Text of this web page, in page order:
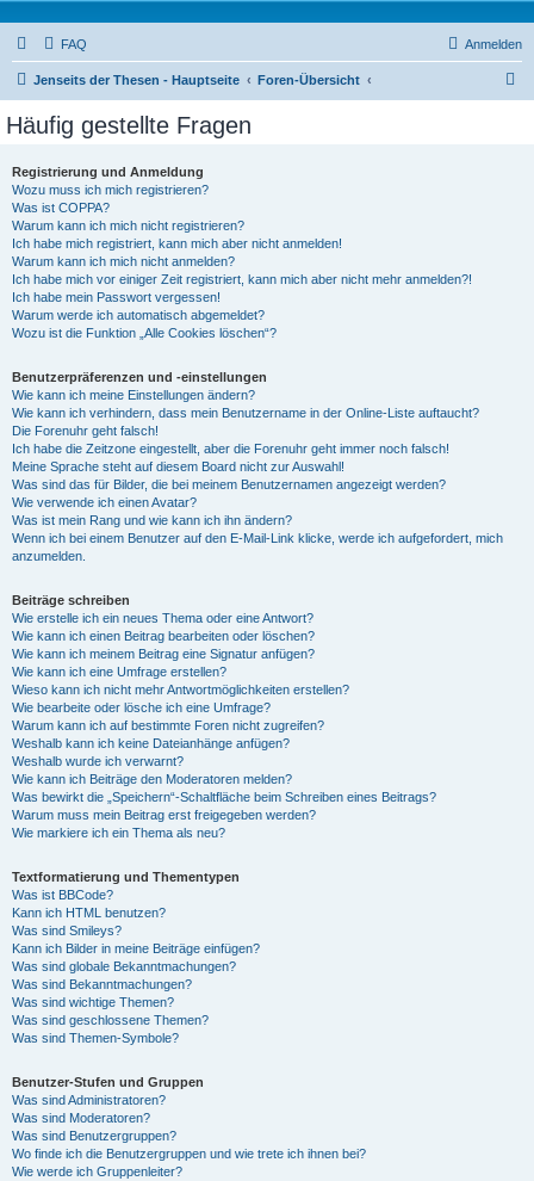
FAQ Anmelden
Jenseits der Thesen - Hauptseite Foren-Übersicht
Häufig gestellte Fragen
Registrierung und Anmeldung
Wozu muss ich mich registrieren?
Was ist COPPA?
Warum kann ich mich nicht registrieren?
Ich habe mich registriert, kann mich aber nicht anmelden!
Warum kann ich mich nicht anmelden?
Ich habe mich vor einiger Zeit registriert, kann mich aber nicht mehr anmelden?!
Ich habe mein Passwort vergessen!
Warum werde ich automatisch abgemeldet?
Wozu ist die Funktion „Alle Cookies löschen“?
Benutzerpräferenzen und -einstellungen
Wie kann ich meine Einstellungen ändern?
Wie kann ich verhindern, dass mein Benutzername in der Online-Liste auftaucht?
Die Forenuhr geht falsch!
Ich habe die Zeitzone eingestellt, aber die Forenuhr geht immer noch falsch!
Meine Sprache steht auf diesem Board nicht zur Auswahl!
Was sind das für Bilder, die bei meinem Benutzernamen angezeigt werden?
Wie verwende ich einen Avatar?
Was ist mein Rang und wie kann ich ihn ändern?
Wenn ich bei einem Benutzer auf den E-Mail-Link klicke, werde ich aufgefordert, mich
anzumelden.
Beiträge schreiben
Wie erstelle ich ein neues Thema oder eine Antwort?
Wie kann ich einen Beitrag bearbeiten oder löschen?
Wie kann ich meinem Beitrag eine Signatur anfügen?
Wie kann ich eine Umfrage erstellen?
Wieso kann ich nicht mehr Antwortmöglichkeiten erstellen?
Wie bearbeite oder lösche ich eine Umfrage?
Warum kann ich auf bestimmte Foren nicht zugreifen?
Weshalb kann ich keine Dateianhänge anfügen?
Weshalb wurde ich verwarnt?
Wie kann ich Beiträge den Moderatoren melden?
Was bewirkt die „Speichern“-Schaltfläche beim Schreiben eines Beitrags?
Warum muss mein Beitrag erst freigegeben werden?
Wie markiere ich ein Thema als neu?
Textformatierung und Thementypen
Was ist BBCode?
Kann ich HTML benutzen?
Was sind Smileys?
Kann ich Bilder in meine Beiträge einfügen?
Was sind globale Bekanntmachungen?
Was sind Bekanntmachungen?
Was sind wichtige Themen?
Was sind geschlossene Themen?
Was sind Themen-Symbole?
Benutzer-Stufen und Gruppen
Was sind Administratoren?
Was sind Moderatoren?
Was sind Benutzergruppen?
Wo finde ich die Benutzergruppen und wie trete ich ihnen bei?
Wie werde ich Gruppenleiter?